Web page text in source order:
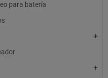
para batería